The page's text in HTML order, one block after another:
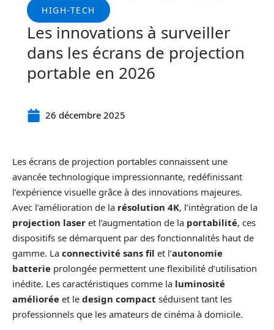
HIGH-TECH
Les innovations à surveiller
dans les écrans de projection
portable en 2026
26 décembre 2025
Les écrans de projection portables connaissent une
avancée technologique impressionnante, redéfinissant
l’expérience visuelle grâce à des innovations majeures.
Avec l’amélioration de la résolution 4K, l’intégration de la
projection laser et l’augmentation de la portabilité, ces
dispositifs se démarquent par des fonctionnalités haut de
gamme. La connectivité sans fil et l’autonomie
batterie prolongée permettent une flexibilité d’utilisation
inédite. Les caractéristiques comme la luminosité
améliorée et le design compact séduisent tant les
professionnels que les amateurs de cinéma à domicile.